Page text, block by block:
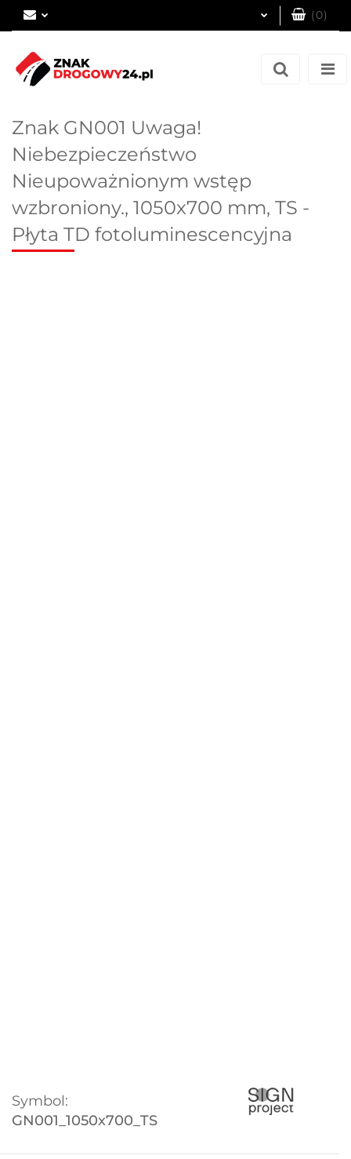
(0)
Znak GN001 Uwaga!
Niebezpieczeństwo
Nieupoważnionym wstęp
wzbroniony., 1050x700 mm, TS -
Płyta TD fotoluminescencyjna
Symbol:
GN001_1050x700_TS